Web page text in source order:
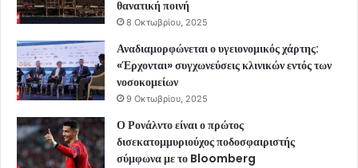
θανατική ποινή
8 Οκτωβρίου, 2025
Αναδιαμορφώνεται ο υγειονομικός χάρτης:
«Έρχονται» συγχωνεύσεις κλινικών εντός των
νοσοκομείων
9 Οκτωβρίου, 2025
Ο Ρονάλντο είναι ο πρώτος
δισεκατομμυριούχος ποδοσφαιριστής
σύμφωνα με το Bloomberg